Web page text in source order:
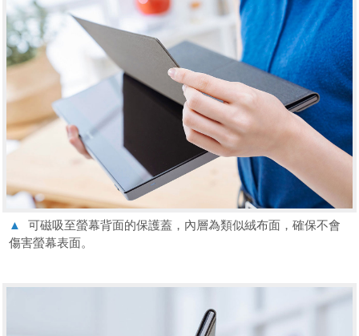
▲
可磁吸至螢幕背面的保護蓋，內層為類似絨布面，確保不會
傷害螢幕表面。